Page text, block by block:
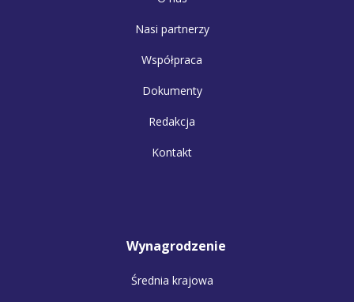
Nasi partnerzy
Współpraca
Dokumenty
Redakcja
Kontakt
Wynagrodzenie
Średnia krajowa